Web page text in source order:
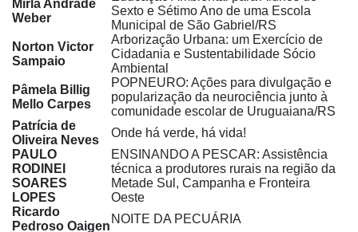
Mirla Andrade
Weber
Sexto e Sétimo Ano de uma Escola
Municipal de São Gabriel/RS
Norton Victor
Sampaio
Arborização Urbana: um Exercício de
Cidadania e Sustentabilidade Sócio
Ambiental
Pâmela Billig
Mello Carpes
POPNEURO: Ações para divulgação e
popularização da neurociência junto à
comunidade escolar de Uruguaiana/RS
Patrícia de
Oliveira Neves
Onde há verde, há vida!
PAULO
RODINEI
SOARES
LOPES
ENSINANDO A PESCAR: Assistência
técnica a produtores rurais na região da
Metade Sul, Campanha e Fronteira
Oeste
Ricardo
Pedroso Oaigen
NOITE DA PECUÁRIA